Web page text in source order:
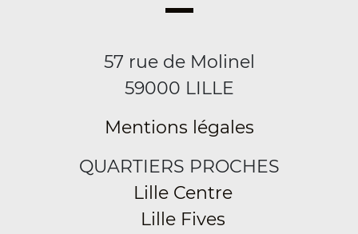
57 rue de Molinel
59000 LILLE
Mentions légales
QUARTIERS PROCHES
Lille Centre
Lille Fives